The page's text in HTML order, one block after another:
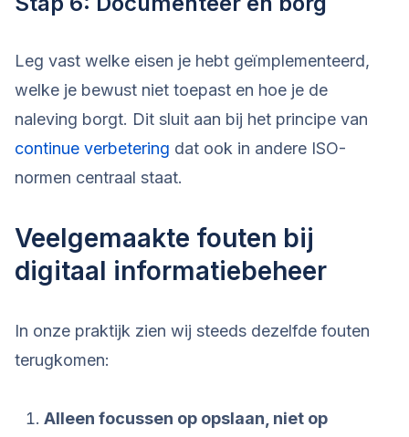
Leg vast welke eisen je hebt geïmplementeerd,
welke je bewust niet toepast en hoe je de
naleving borgt. Dit sluit aan bij het principe van
continue verbetering dat ook in andere ISO-
normen centraal staat.
Veelgemaakte fouten bij
digitaal informatiebeheer
In onze praktijk zien wij steeds dezelfde fouten
terugkomen:
Alleen focussen op opslaan, niet op